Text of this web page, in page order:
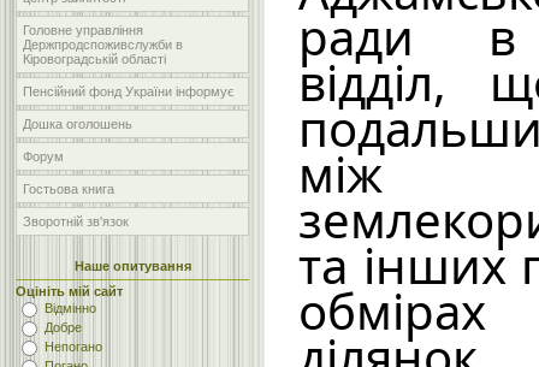
Головне управління
Держпродспоживслужби в
Кіровоградській області
Пенсійний фонд України інформує
Дошка оголошень
Форум
Гостьова книга
Зворотній зв'язок
Наше опитування
Оцініть мій сайт
Відмінно
Добре
Непогано
ради в
відділ,
між
та інших